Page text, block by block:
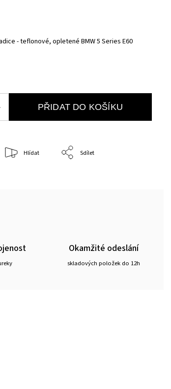
- teflonové, opletené BMW 5 Series E60
PŘIDAT DO KOŠÍKU
Hlídat Sdílet
Okamžité odeslání
skladových položek do 12h